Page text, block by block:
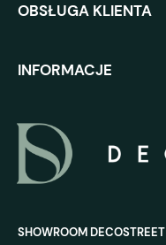
OBSŁUGA KLIENTA
INFORMACJE
SHOWROOM DECOSTREET